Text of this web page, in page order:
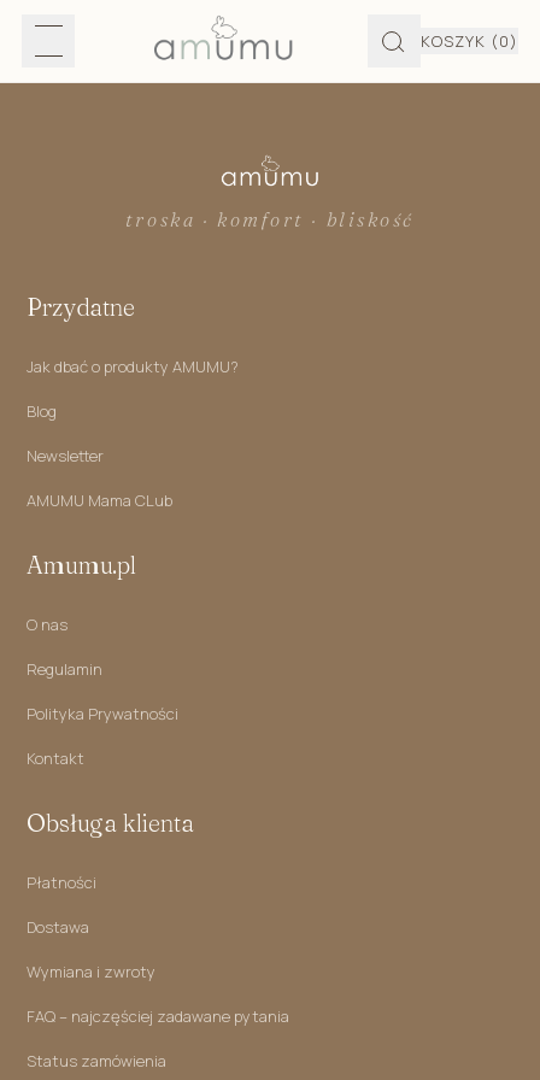
KOSZYK (0)
troska · komfort · bliskość
Przydatne
Jak dbać o produkty AMUMU?
Blog
Newsletter
AMUMU Mama CLub
Amumu.pl
O nas
Regulamin
Polityka Prywatności
Kontakt
Obsługa klienta
Płatności
Dostawa
Wymiana i zwroty
FAQ – najczęściej zadawane pytania
Status zamówienia